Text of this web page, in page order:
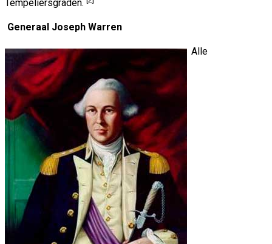
Tempeliersgraden.
Generaal Joseph Warren
Alle